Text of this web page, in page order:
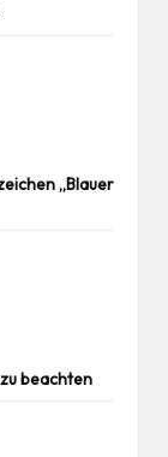
„Blauer
beachten